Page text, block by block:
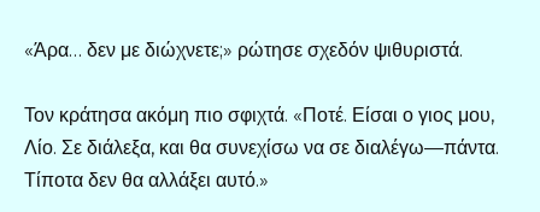
«Άρα… δεν με διώχνετε;» ρώτησε σχεδόν ψιθυριστά.
Τον κράτησα ακόμη πιο σφιχτά. «Ποτέ. Είσαι ο γιος μου,
Λίο. Σε διάλεξα, και θα συνεχίσω να σε διαλέγω—πάντα.
Τίποτα δεν θα αλλάξει αυτό.»